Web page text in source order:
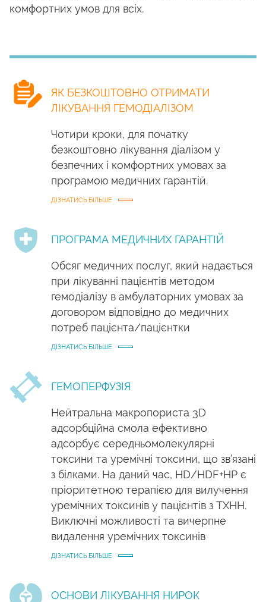
комфортних умов для всіх.
ЯК БЕЗКОШТОВНО ОТРИМАТИ
ЛІКУВАННЯ ГЕМОДІАЛІЗОМ
Чотири кроки, для початку
безкоштовно лікування діалізом у
безпечних і комфортних умовах за
програмою медичних гарантій.
ДІЗНАТИСЬ БІЛЬШЕ
ПРОГРАМА МЕДИЧНИХ ГАРАНТІЙ
Обсяг медичних послуг, який надається
при лікуванні пацієнтів методом
гемодіалізу в амбулаторних умовах за
договором відповідно до медичних
потреб пацієнта/пацієнтки
ДІЗНАТИСЬ БІЛЬШЕ
ГЕМОПЕРФУЗІЯ
Нейтральна макропориста 3D
адсорбційна смола ефективно
адсорбує середньомолекулярні
токсини та уремічні токсини, що зв’язані
з білками. На даний час, HD/HDF+HP є
пріоритетною терапією для вилучення
уремічних токсинів у пацієнтів з ТХНН.
Виключні можливості та вичерпне
видалення уремічних токсинів
ДІЗНАТИСЬ БІЛЬШЕ
ОСНОВИ ЛІКУВАННЯ НИРОК